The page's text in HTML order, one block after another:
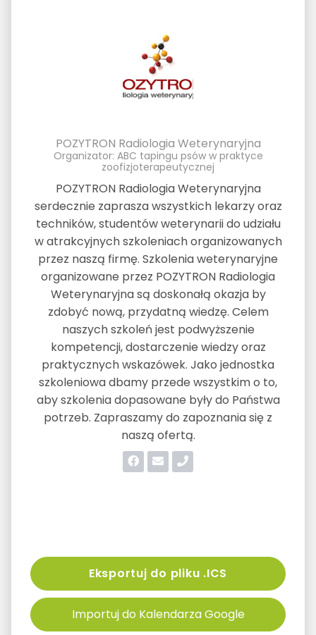
POZYTRON Radiologia Weterynaryjna
Organizator: ABC tapingu psów w praktyce
zoofizjoterapeutycznej
POZYTRON Radiologia Weterynaryjna
serdecznie zaprasza wszystkich lekarzy oraz
techników, studentów weterynarii do udziału
w atrakcyjnych szkoleniach organizowanych
przez naszą firmę. Szkolenia weterynaryjne
organizowane przez POZYTRON Radiologia
Weterynaryjna są doskonałą okazja by
zdobyć nową, przydatną wiedzę. Celem
naszych szkoleń jest podwyższenie
kompetencji, dostarczenie wiedzy oraz
praktycznych wskazówek. Jako jednostka
szkoleniowa dbamy przede wszystkim o to,
aby szkolenia dopasowane były do Państwa
potrzeb. Zapraszamy do zapoznania się z
naszą ofertą.
Eksportuj do pliku .ICS
Importuj do Kalendarza Google